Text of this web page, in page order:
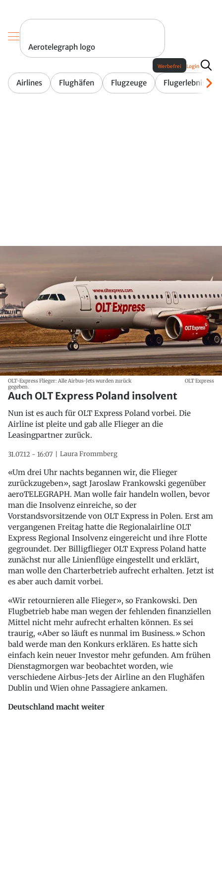
Aerotelegraph logo
Airlines Flughäfen Flugzeuge Flugerlebnis
Werbefrei Login
OLT-Express Flieger: Alle Airbus-Jets wurden zurück
gegeben.
OLT Express
Auch OLT Express Poland insolvent
Nun ist es auch für OLT Express Poland vorbei. Die
Airline ist pleite und gab alle Flieger an die
Leasingpartner zurück.
31.07.12 - 16:07 Laura Frommberg
«Um drei Uhr nachts begannen wir, die Flieger
zurückzugeben», sagt Jaroslaw Frankowski gegenüber
aeroTELEGRAPH. Man wolle fair handeln wollen, bevor
man die Insolvenz einreiche, so der
Vorstandsvorsitzende von OLT Express in Polen. Erst am
vergangenen Freitag hatte die Regionalairline OLT
Express Regional Insolvenz eingereicht und ihre Flotte
gegroundet. Der Billigflieger OLT Express Poland hatte
zunächst nur alle Linienflüge eingestellt und erklärt,
man wolle den Charterbetrieb aufrecht erhalten. Jetzt ist
es aber auch damit vorbei.
«Wir retournieren alle Flieger», so Frankowski. Den
Flugbetrieb habe man wegen der fehlenden finanziellen
Mittel nicht mehr aufrecht erhalten können. Es sei
traurig, «Aber so läuft es nunmal im Business.» Schon
bald werde man den Konkurs erklären. Es hatte sich
einfach kein neuer Investor mehr gefunden. Am frühen
Dienstagmorgen war beobachtet worden, wie
verschiedene Airbus-Jets der Airline an den Flughäfen
Dublin und Wien ohne Passagiere ankamen.
Deutschland macht weiter